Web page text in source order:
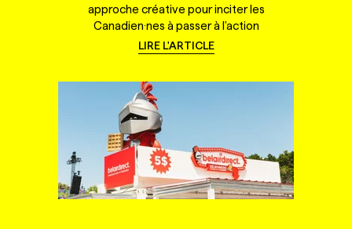
approche créative pour inciter les
Canadien·nes à passer à l'action
LIRE L'ARTICLE